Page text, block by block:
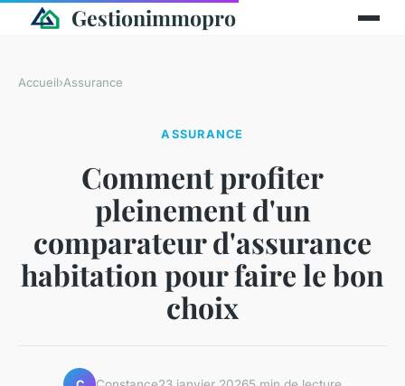
Gestionimmopro
Accueil›Assurance
ASSURANCE
Comment profiter
pleinement d'un
comparateur d'assurance
habitation pour faire le bon
choix